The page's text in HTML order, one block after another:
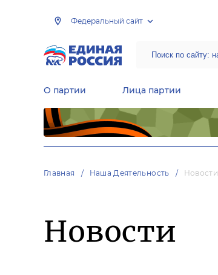
Федеральный сайт
О партии Лица партии
Главная Наша Деятельность Новости
Новости